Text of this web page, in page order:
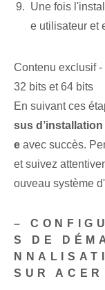
Une fois
e utilisateur et
Contenu exclusif
32 bits et 64 bits
En suivant ces
sus
e avec succès.
et suivez
ouveau système
–
S DE
SUR